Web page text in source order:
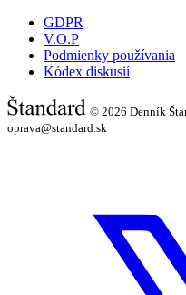
GDPR
V.O.P
Podmienky používania
Kódex diskusií
© 2026 Denník
oprava@standard.sk